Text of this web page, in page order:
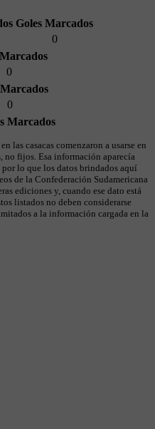
Goles Marcados
0
0
0
Marcados
las casacas comenzaron a usarse en
no fijos. Esa información aparecía
lo que los datos brindados aquí
de la Confederación Sudamericana
ediciones y, cuando ese dato está
listados no deben considerarse
a la información cargada en la